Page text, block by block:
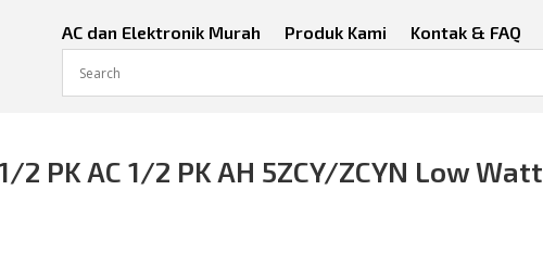
AC dan Elektronik Murah Produk Kami Kontak & FAQ
2 PK AC 1/2 PK AH 5ZCY/ZCYN Low Watt